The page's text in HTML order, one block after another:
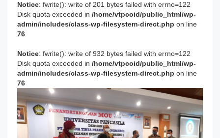
Notice: fwrite(): write of 201 bytes failed with errno=122
Disk quota exceeded in /home/vtpcoid/public_html/wp-
admin/includes/class-wp-filesystem-direct.php on line
76
Notice: fwrite(): write of 932 bytes failed with errno=122
Disk quota exceeded in /home/vtpcoid/public_html/wp-
admin/includes/class-wp-filesystem-direct.php on line
76